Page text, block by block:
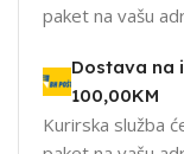
paket na vašu
Dostava na
100,00KM
Kurirska služba